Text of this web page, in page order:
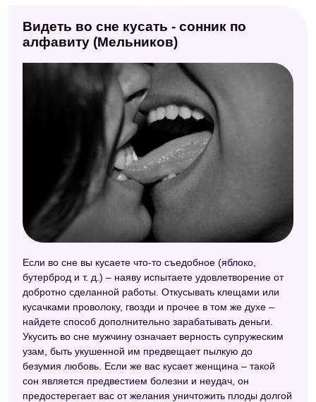
Сонник Юнга
Китайский сонник
Сонник идиом
Сонник Нины Гришиной
Сонник Фэн-шуй
Сонник А. Минделла
Сонник значение снов
Видеть во сне кусать - сонник по
алфавиту (Мельников)
Если во сне вы кусаете что-то съедобное (яблоко,
бутерброд и т. д.) – наяву испытаете удовлетворение от
добротно сделанной работы. Откусывать клещами или
кусачками проволоку, гвозди и прочее в том же духе –
найдете способ дополнительно зарабатывать деньги.
Укусить во сне мужчину означает верность супружеским
узам, быть укушенной им предвещает пылкую до
безумия любовь. Если же вас кусает женщина – такой
сон является предвестием болезни и неудач, он
предостерегает вас от желания уничтожить плоды долгой